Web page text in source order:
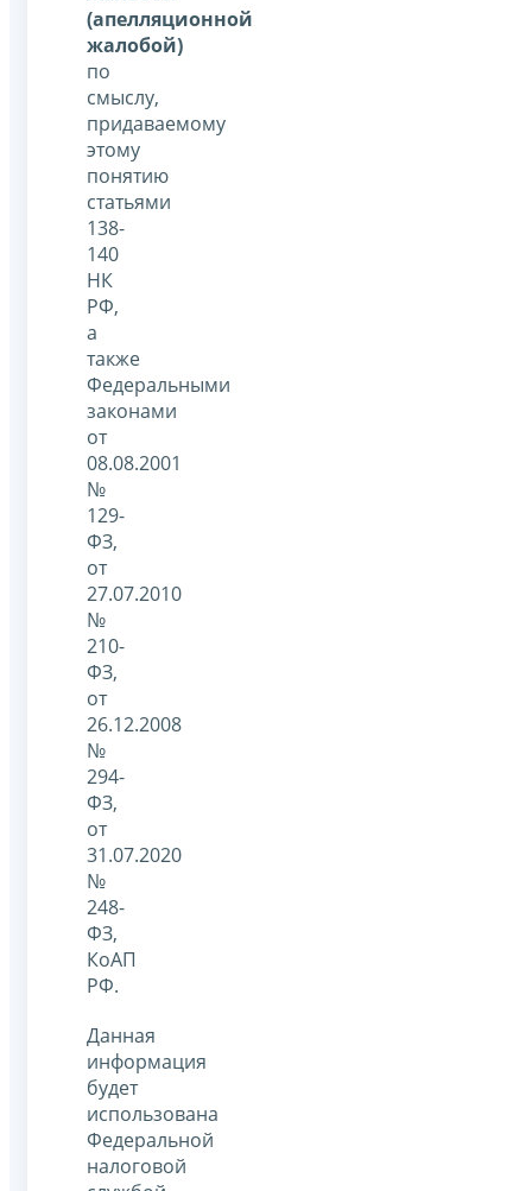
(апелляционной
жалобой)
по
смыслу,
придаваемому
этому
понятию
статьями
138-
140
НК
РФ,
а
также
Федеральными
законами
от
08.08.2001
№
129-
ФЗ,
от
27.07.2010
№
210-
ФЗ,
от
26.12.2008
№
294-
ФЗ,
от
31.07.2020
№
248-
ФЗ,
КоАП
РФ.
Данная
информация
будет
использована
Федеральной
налоговой